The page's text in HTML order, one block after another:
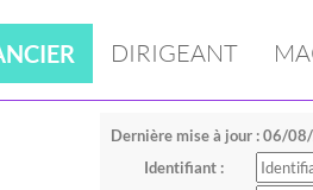
DIRIGEANT
Dernière mise à jour : 06/
Identifiant :